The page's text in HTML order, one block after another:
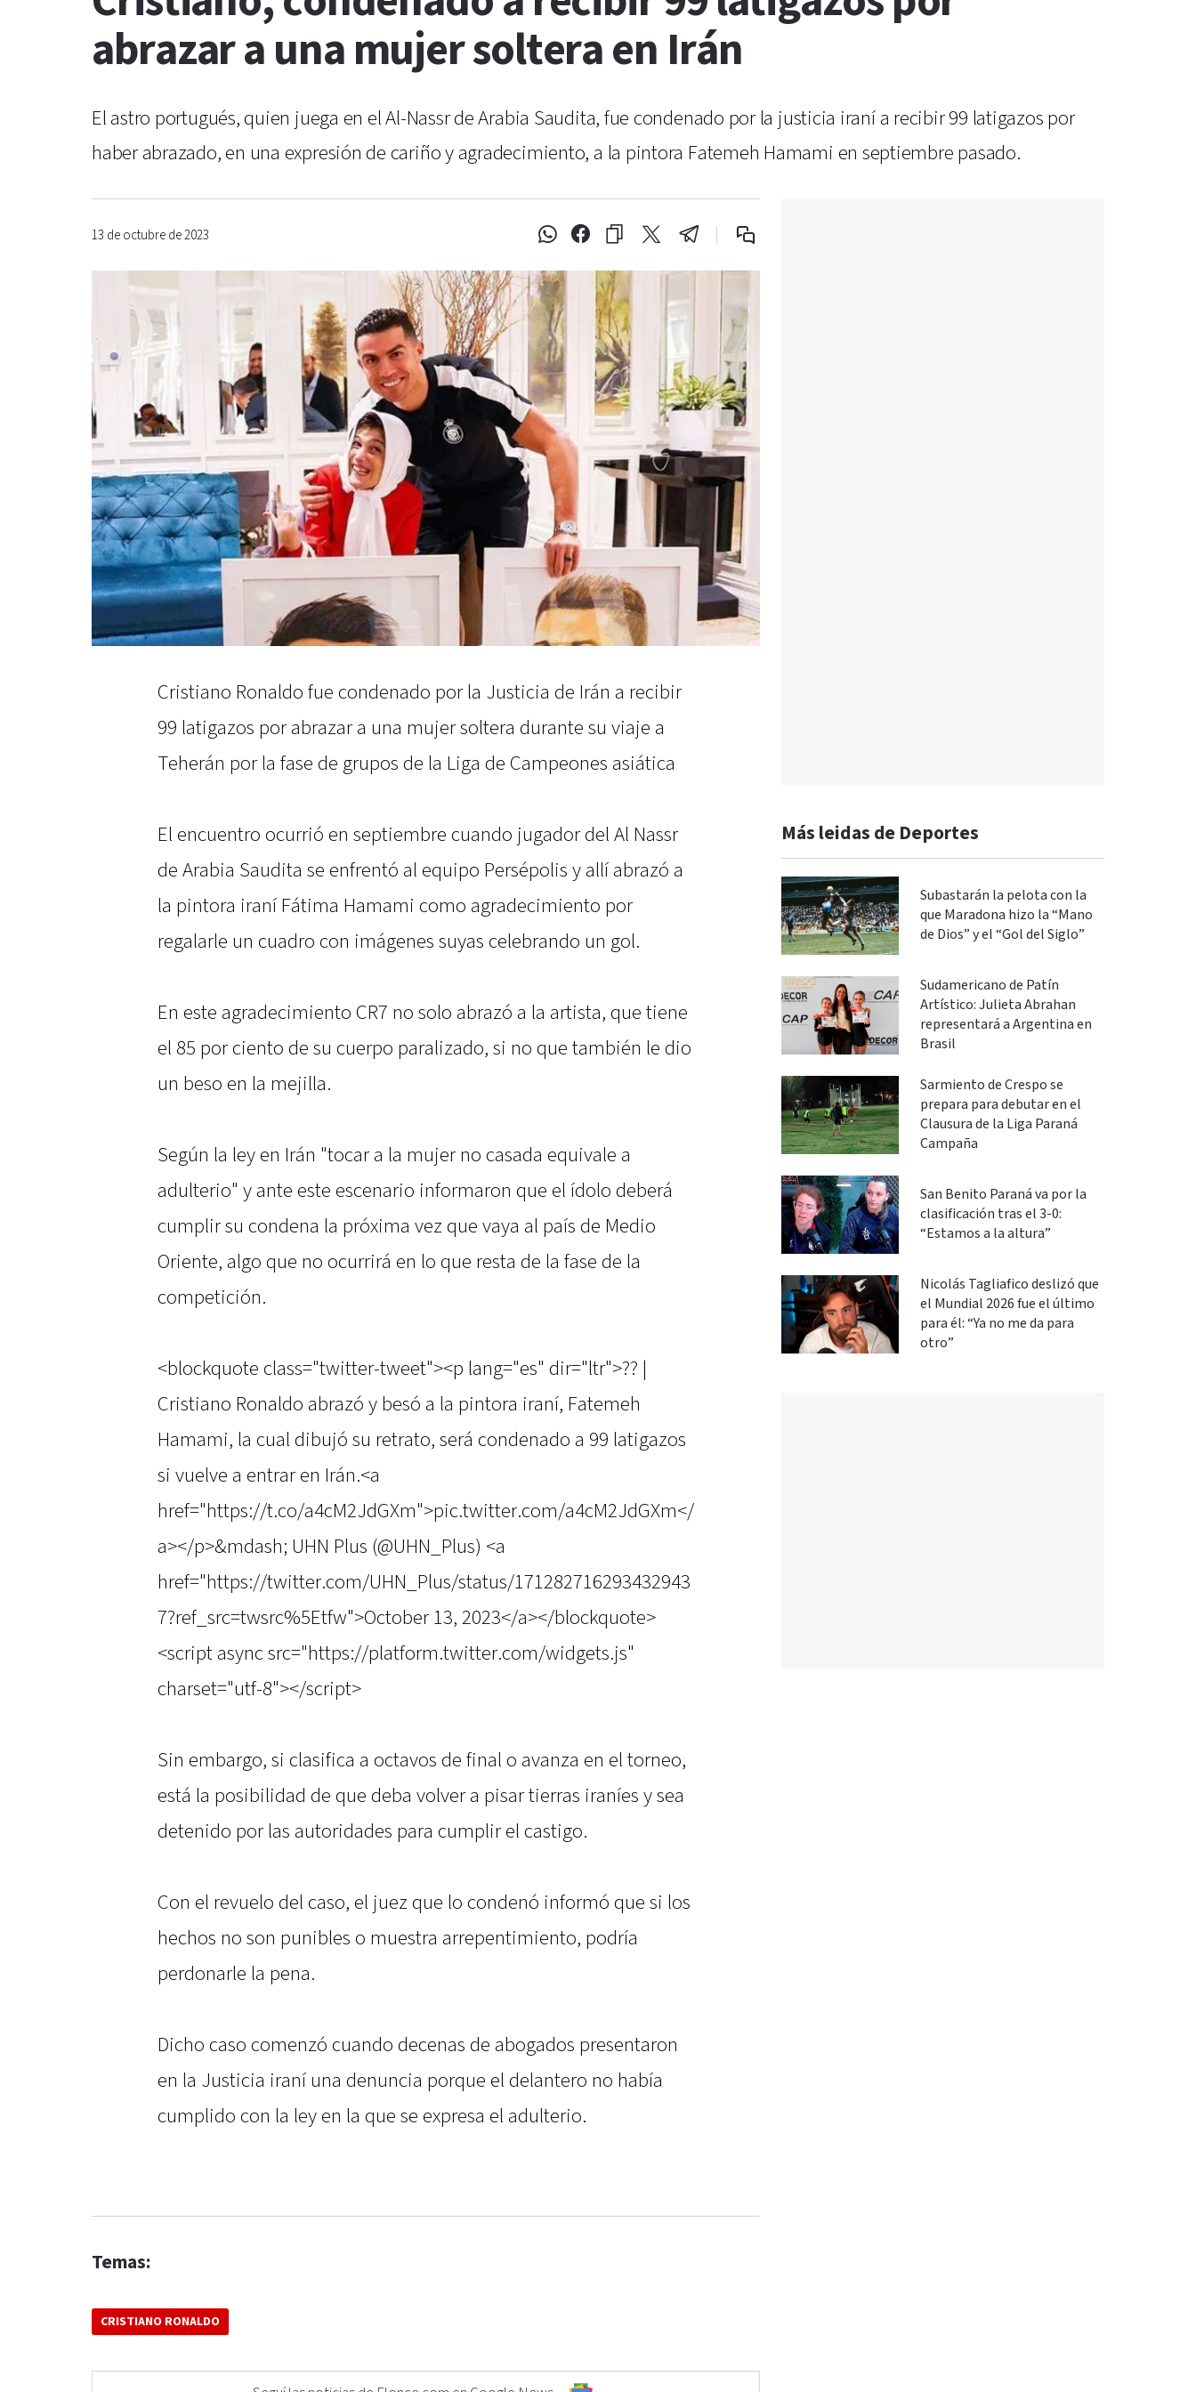
abrazar a una mujer soltera en Irán
El astro portugués, quien juega en el Al-Nassr de Arabia Saudita, fue condenado por la justicia iraní a recibir 99 latigazos por
haber abrazado, en una expresión de cariño y agradecimiento, a la pintora Fatemeh Hamami en septiembre pasado.
13 de octubre de 2023
Cristiano Ronaldo fue condenado por la Justicia de Irán a recibir
99 latigazos por abrazar a una mujer soltera durante su viaje a
Teherán por la fase de grupos de la Liga de Campeones asiática
El encuentro ocurrió en septiembre cuando jugador del Al Nassr
de Arabia Saudita se enfrentó al equipo Persépolis y allí abrazó a
la pintora iraní Fátima Hamami como agradecimiento por
regalarle un cuadro con imágenes suyas celebrando un gol.
En este agradecimiento CR7 no solo abrazó a la artista, que tiene
el 85 por ciento de su cuerpo paralizado, si no que también le dio
un beso en la mejilla.
Según la ley en Irán "tocar a la mujer no casada equivale a
adulterio" y ante este escenario informaron que el ídolo deberá
cumplir su condena la próxima vez que vaya al país de Medio
Oriente, algo que no ocurrirá en lo que resta de la fase de la
competición.
<blockquote class="twitter-tweet"><p lang="es" dir="ltr">?? |
Cristiano Ronaldo abrazó y besó a la pintora iraní, Fatemeh
Hamami, la cual dibujó su retrato, será condenado a 99 latigazos
si vuelve a entrar en Irán.<a
href="https://t.co/a4cM2JdGXm">pic.twitter.com/a4cM2JdGXm</
a></p>&mdash; UHN Plus (@UHN_Plus) <a
href="https://twitter.com/UHN_Plus/status/171282716293432943
7?ref_src=twsrc%5Etfw">October 13, 2023</a></blockquote>
<script async src="https://platform.twitter.com/widgets.js"
charset="utf-8"></script>
Sin embargo, si clasifica a octavos de final o avanza en el torneo,
está la posibilidad de que deba volver a pisar tierras iraníes y sea
detenido por las autoridades para cumplir el castigo.
Con el revuelo del caso, el juez que lo condenó informó que si los
hechos no son punibles o muestra arrepentimiento, podría
perdonarle la pena.
Dicho caso comenzó cuando decenas de abogados presentaron
en la Justicia iraní una denuncia porque el delantero no había
cumplido con la ley en la que se expresa el adulterio.
Temas:
CRISTIANO RONALDO
Más leidas de Deportes
Subastarán la pelota con la
que Maradona hizo la “Mano
de Dios” y el “Gol del Siglo”
Sudamericano de Patín
Artístico: Julieta Abrahan
representará a Argentina en
Brasil
Sarmiento de Crespo se
prepara para debutar en el
Clausura de la Liga Paraná
Campaña
San Benito Paraná va por la
clasificación tras el 3-0:
“Estamos a la altura”
Nicolás Tagliafico deslizó que
el Mundial 2026 fue el último
para él: “Ya no me da para
otro”